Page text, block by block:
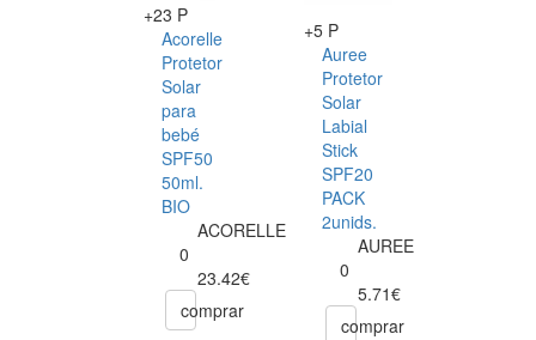
+23 P
Acorelle
Protetor
Solar
para
bebé
SPF50
50ml.
BIO
ACORELLE
0
23.42€
comprar
+5 P
Auree
Protetor
Solar
Labial
Stick
SPF20
PACK
2unids.
AUREE
0
5.71€
comprar